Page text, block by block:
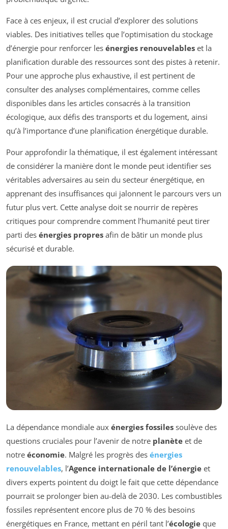
Face à ces enjeux, il est crucial d’explorer des solutions
viables. Des initiatives telles que l’optimisation du stockage
d’énergie pour renforcer les énergies renouvelables et la
planification durable des ressources sont des pistes à retenir.
Pour une approche plus exhaustive, il est pertinent de
consulter des analyses complémentaires, comme celles
disponibles dans les articles consacrés à la transition
écologique, aux défis des transports et du logement, ainsi
qu’à l’importance d’une planification énergétique durable.
Pour approfondir la thématique, il est également intéressant
de considérer la manière dont le monde peut identifier ses
véritables adversaires au sein du secteur énergétique, en
apprenant des insuffisances qui jalonnent le parcours vers un
futur plus vert. Cette analyse doit se nourrir de repères
critiques pour comprendre comment l’humanité peut tirer
parti des énergies propres afin de bâtir un monde plus
sécurisé et durable.
La dépendance mondiale aux énergies fossiles soulève des
questions cruciales pour l’avenir de notre planète et de
notre économie. Malgré les progrès des énergies
renouvelables, l’Agence internationale de l’énergie et
divers experts pointent du doigt le fait que cette dépendance
pourrait se prolonger bien au-delà de 2030. Les combustibles
fossiles représentent encore plus de 70 % des besoins
énergétiques en France, mettant en péril tant l’écologie que